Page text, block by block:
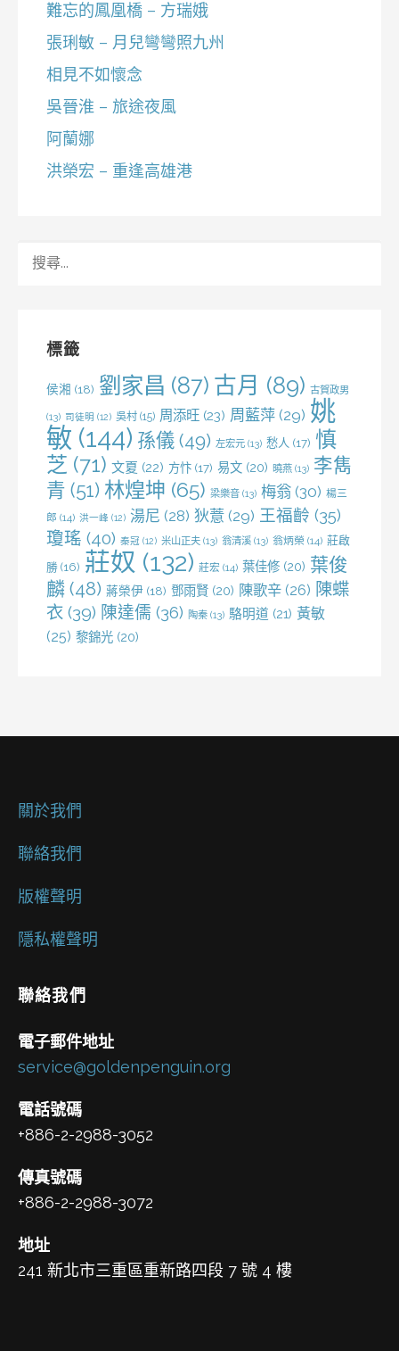
難忘的鳳凰橋 – 方瑞娥
張琍敏 – 月兒彎彎照九州
相見不如懷念
吳晉淮 – 旅途夜風
阿蘭娜
洪榮宏 – 重逢高雄港
標籤
侯湘 (18) 劉家昌 (87) 古月 (89) 古賀政男
(13) 司徒明 (12) 吳村 (15) 周添旺 (23) 周藍萍 (29) 姚
敏 (144) 孫儀 (49) 左宏元 (13) 愁人 (17) 慎
芝 (71) 文夏 (22) 方忭 (17) 易文 (20) 曉燕 (13) 李雋
青 (51) 林煌坤 (65) 梁樂音 (13) 梅翁 (30) 楊三
郎 (14) 洪一峰 (12) 湯尼 (28) 狄薏 (29) 王福齡 (35)
瓊瑤 (40) 秦冠 (12) 米山正夫 (13) 翁清溪 (13) 翁炳榮 (14) 莊啟
勝 (16) 莊奴 (132) 莊宏 (14) 葉佳修 (20) 葉俊
麟 (48) 蔣榮伊 (18) 鄧雨賢 (20) 陳歌辛 (26) 陳蝶
衣 (39) 陳達儒 (36) 陶秦 (13) 駱明道 (21) 黃敏
(25) 黎錦光 (20)
關於我們
聯絡我們
版權聲明
隱私權聲明
聯絡我們
電子郵件地址
service@goldenpenguin.org
電話號碼
+886-2-2988-3052
傳真號碼
+886-2-2988-3072
地址
241 新北市三重區重新路四段 7 號 4 樓